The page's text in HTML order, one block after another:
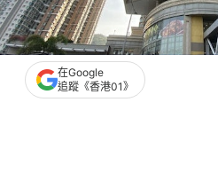
撰文：黃祐樺
在Google
追蹤《香港01》